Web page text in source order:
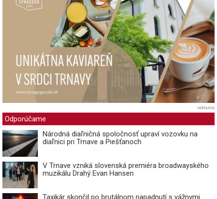
reklama
Odporúčame
Národná diaľničná spoločnosť upraví vozovku na
diaľnici pri Trnave a Piešťanoch
V Trnave vzniká slovenská premiéra broadwayského
muzikálu Drahý Evan Hansen
Taxikár skončil po brutálnom napadnutí s vážnymi